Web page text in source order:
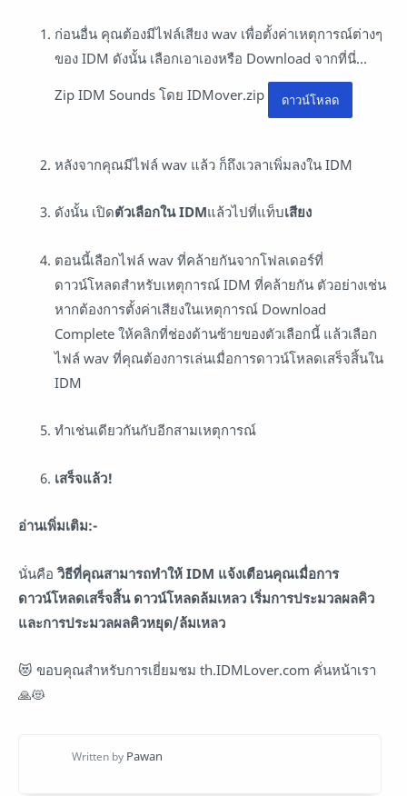
ก่อนอื่น คุณต้องมีไฟล์เสียง wav เพื่อตั้งค่าเหตุการณ์ต่างๆ
ของ IDM ดังนั้น เลือกเอาเองหรือ Download จากที่นี่...
Zip IDM Sounds โดย IDMover.zip ดาวน์โหลด
หลังจากคุณมีไฟล์ wav แล้ว ก็ถึงเวลาเพิ่มลงใน IDM
ดังนั้น เปิดตัวเลือกใน IDMแล้วไปที่แท็บเสียง
ตอนนี้เลือกไฟล์ wav ที่คล้ายกันจากโฟลเดอร์ที่
ดาวน์โหลดสำหรับเหตุการณ์ IDM ที่คล้ายกัน ตัวอย่างเช่น
หากต้องการตั้งค่าเสียงในเหตุการณ์ Download
Complete ให้คลิกที่ช่องด้านซ้ายของตัวเลือกนี้ แล้วเลือก
ไฟล์ wav ที่คุณต้องการเล่นเมื่อการดาวน์โหลดเสร็จสิ้นใน
IDM
ทำเช่นเดียวกันกับอีกสามเหตุการณ์
เสร็จแล้ว!
อ่านเพิ่มเติม:-
นั่นคือวิธีที่คุณสามารถทำให้ IDM แจ้งเตือนคุณเมื่อการ
ดาวน์โหลดเสร็จสิ้น ดาวน์โหลดล้มเหลว เริ่มการประมวลผลคิว
และการประมวลผลคิวหยุด/ล้มเหลว
😻 ขอบคุณสำหรับการเยี่ยมชม th.IDMLover.com คั่นหน้าเรา
🙏😻